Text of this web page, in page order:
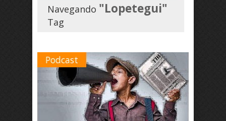
Navegando "Lopetegui"
Tag
Podcast